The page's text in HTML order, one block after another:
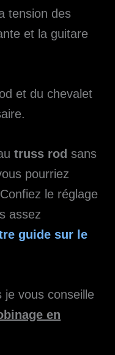
tension des
et la guitare
et du chevalet
truss rod sans
pourriez
le réglage
assez
guide sur le
je vous conseille
en